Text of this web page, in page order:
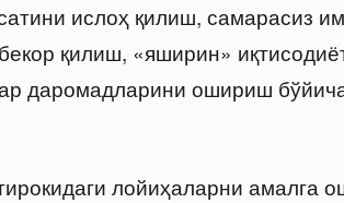
ислоҳ қилиш, самарасиз
қилиш, «яширин»
даромадларини ошириш
лойиҳаларни амалга